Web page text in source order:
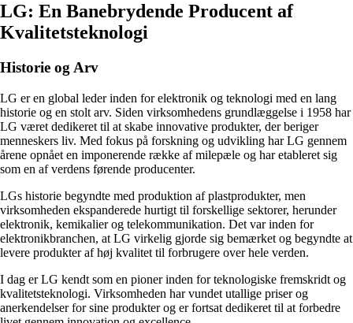
LG: En Banebrydende Producent af
Kvalitetsteknologi
Historie og Arv
LG er en global leder inden for elektronik og teknologi med en lang
historie og en stolt arv. Siden virksomhedens grundlæggelse i 1958 har
LG været dedikeret til at skabe innovative produkter, der beriger
menneskers liv. Med fokus på forskning og udvikling har LG gennem
årene opnået en imponerende række af milepæle og har etableret sig
som en af verdens førende producenter.
LGs historie begyndte med produktion af plastprodukter, men
virksomheden ekspanderede hurtigt til forskellige sektorer, herunder
elektronik, kemikalier og telekommunikation. Det var inden for
elektronikbranchen, at LG virkelig gjorde sig bemærket og begyndte at
levere produkter af høj kvalitet til forbrugere over hele verden.
I dag er LG kendt som en pioner inden for teknologiske fremskridt og
kvalitetsteknologi. Virksomheden har vundet utallige priser og
anerkendelser for sine produkter og er fortsat dedikeret til at forbedre